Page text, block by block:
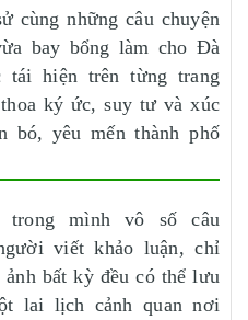
cùng những câu chuyện
bay bổng làm cho Đà
tái hiện trên từng trang
ký ức, suy tư và xúc
bó, yêu mến thành phố
trong mình vô số câu
viết khảo luận, chỉ
bất kỳ đều có thể lưu
lai lịch cảnh quan nơi